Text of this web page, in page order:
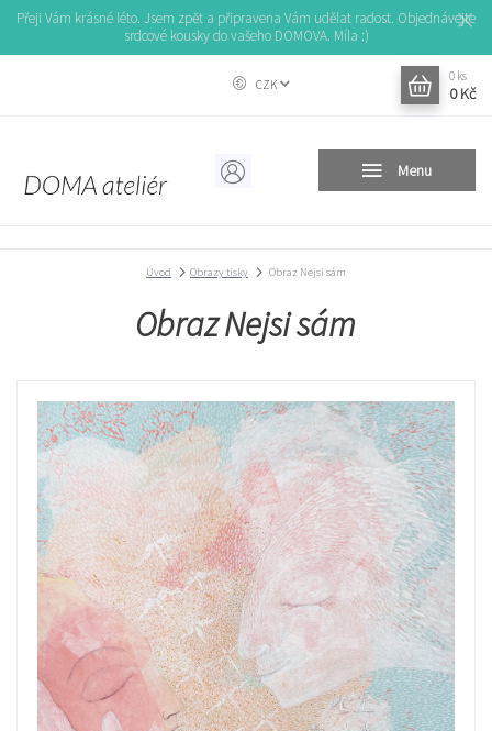
Přeji Vám krásné léto. Jsem zpět a připravena Vám udělat radost. Objednávejte
srdcové kousky do vašeho DOMOVA. Míla :)
Menu
CZK
0 ks
0 Kč
Úvod Obrazy tisky Obraz Nejsi sám
Obraz Nejsi sám